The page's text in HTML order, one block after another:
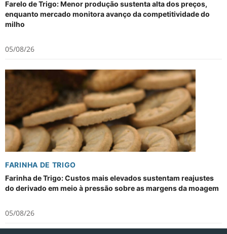
Farelo de Trigo: Menor produção sustenta alta dos preços,
enquanto mercado monitora avanço da competitividade do
milho
05/08/26
FARINHA DE TRIGO
Farinha de Trigo: Custos mais elevados sustentam reajustes
do derivado em meio à pressão sobre as margens da moagem
05/08/26